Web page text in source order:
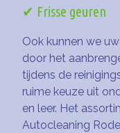
✔ Frisse geuren
Ook kunnen we
door het
tijdens de
ruime keuze uit
en leer. Het
Autocleaning